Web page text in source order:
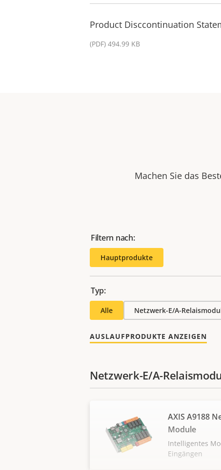
Product Disccontinuation
(PDF) 494.99 KB
Machen Sie das
Filtern nach:
Hauptprodukte
Typ:
Alle Netzwerk-E/A-
AUSLAUFPRODUKTE ANZEIGEN
Netzwerk-E/A-
AXIS A9188
Module
Intelligentes
Eingängen